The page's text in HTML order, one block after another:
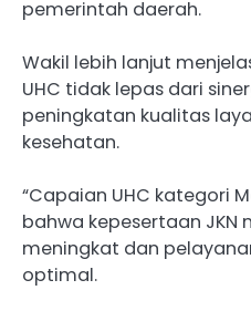
pemerintah daerah.
Wakil lebih lanjut
UHC tidak lepas dari
peningkatan kualitas
kesehatan.
“Capaian UHC kategori
bahwa kepesertaan JKN
meningkat dan
optimal.